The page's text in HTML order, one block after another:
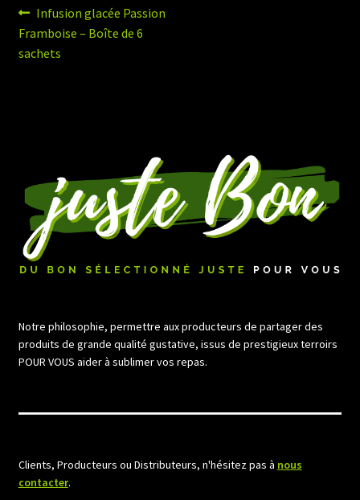
Navigation
de
Article
précédent :
Infusion glacée Passion
Framboise – Boîte de 6
sachets
Notre philosophie, permettre aux producteurs de partager des
produits de grande qualité gustative, issus de prestigieux terroirs
POUR VOUS aider à sublimer vos repas.
Clients, Producteurs ou Distributeurs, n'hésitez pas à nous
contacter.